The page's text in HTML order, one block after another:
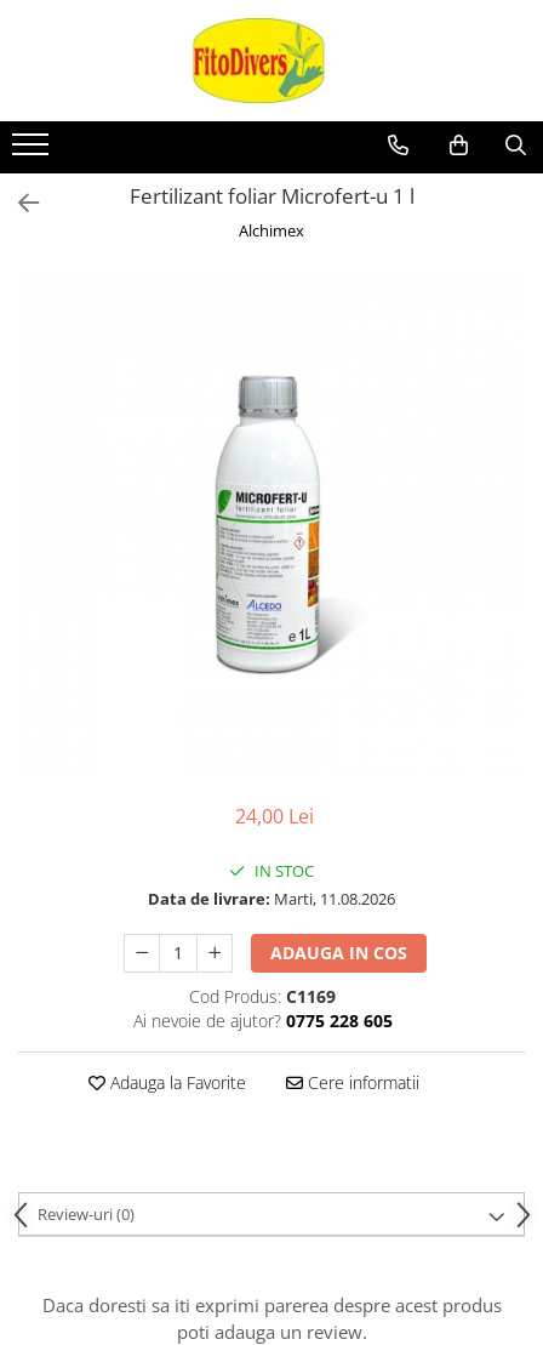
Fertilizant foliar Microfert-u 1 l
Alchimex
24,00 Lei
IN STOC
Data de livrare: Marti, 11.08.2026
ADAUGA IN COS
Cod Produs: C1169
Ai nevoie de ajutor? 0775 228 605
Adauga la Favorite Cere informatii
Review-uri(0)
Daca doresti sa iti exprimi parerea despre acest produs
poti adauga un review.